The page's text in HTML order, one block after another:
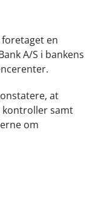
en
A/S i bankens
at
samt
om